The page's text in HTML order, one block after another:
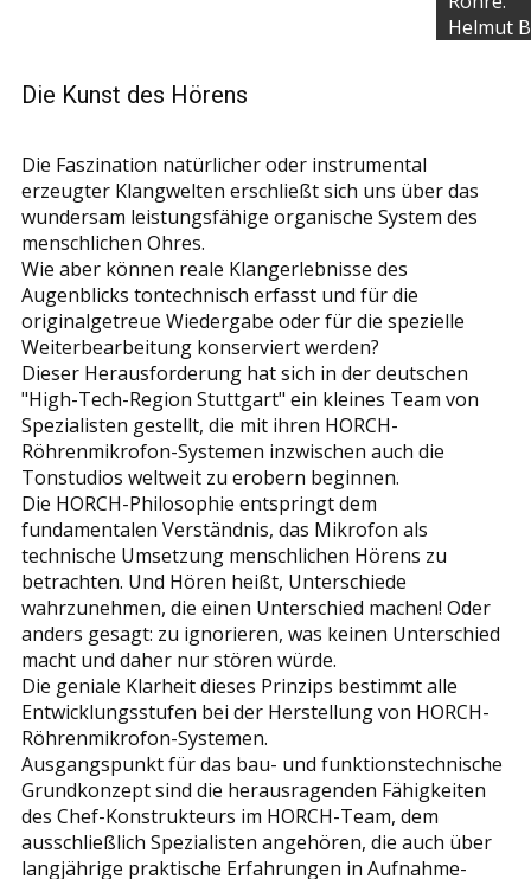
Helmut
Die Kunst des Hörens
Die Faszination natürlicher oder instrumental
erzeugter Klangwelten erschließt sich uns über das
wundersam leistungsfähige organische System des
menschlichen Ohres.
Wie aber können reale Klangerlebnisse des
Augenblicks tontechnisch erfasst und für die
originalgetreue Wiedergabe oder für die spezielle
Weiterbearbeitung konserviert werden?
Dieser Herausforderung hat sich in der deutschen
"High-Tech-Region Stuttgart" ein kleines Team von
Spezialisten gestellt, die mit ihren HORCH-
Röhrenmikrofon-Systemen inzwischen auch die
Tonstudios weltweit zu erobern beginnen.
Die HORCH-Philosophie entspringt dem
fundamentalen Verständnis, das Mikrofon als
technische Umsetzung menschlichen Hörens zu
betrachten. Und Hören heißt, Unterschiede
wahrzunehmen, die einen Unterschied machen! Oder
anders gesagt: zu ignorieren, was keinen Unterschied
macht und daher nur stören würde.
Die geniale Klarheit dieses Prinzips bestimmt alle
Entwicklungsstufen bei der Herstellung von HORCH-
Röhrenmikrofon-Systemen.
Ausgangspunkt für das bau- und funktionstechnische
Grundkonzept sind die herausragenden Fähigkeiten
des Chef-Konstrukteurs im HORCH-Team, dem
ausschließlich Spezialisten angehören, die auch über
langjährige praktische Erfahrungen in Aufnahme-